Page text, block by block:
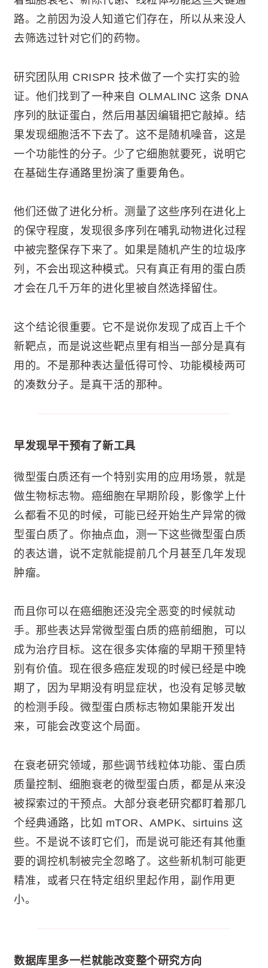
路。之前因为没人知道它们存在，所以从来没人
去筛选过针对它们的药物。
研究团队用 CRISPR 技术做了一个实打实的验
证。他们找到了一种来自 OLMALINC 这条 DNA
序列的肽证蛋白，然后用基因编辑把它敲掉。结
果发现细胞活不下去了。这不是随机噪音，这是
一个功能性的分子。少了它细胞就要死，说明它
在基础生存通路里扮演了重要角色。
他们还做了进化分析。测量了这些序列在进化上
的保守程度，发现很多序列在哺乳动物进化过程
中被完整保存下来了。如果是随机产生的垃圾序
列，不会出现这种模式。只有真正有用的蛋白质
才会在几千万年的进化里被自然选择留住。
这个结论很重要。它不是说你发现了成百上千个
新靶点，而是说这些靶点里有相当一部分是真有
用的。不是那种表达量低得可怜、功能模棱两可
的凑数分子。是真干活的那种。
早发现早干预有了新工具
微型蛋白质还有一个特别实用的应用场景，就是
做生物标志物。癌细胞在早期阶段，影像学上什
么都看不见的时候，可能已经开始生产异常的微
型蛋白质了。你抽点血，测一下这些微型蛋白质
的表达谱，说不定就能提前几个月甚至几年发现
肿瘤。
而且你可以在癌细胞还没完全恶变的时候就动
手。那些表达异常微型蛋白质的癌前细胞，可以
成为治疗目标。这在很多实体瘤的早期干预里特
别有价值。现在很多癌症发现的时候已经是中晚
期了，因为早期没有明显症状，也没有足够灵敏
的检测手段。微型蛋白质标志物如果能开发出
来，可能会改变这个局面。
在衰老研究领域，那些调节线粒体功能、蛋白质
质量控制、细胞衰老的微型蛋白质，都是从来没
被探索过的干预点。大部分衰老研究都盯着那几
个经典通路，比如 mTOR、AMPK、sirtuins 这
些。不是说不该盯它们，而是说可能还有其他重
要的调控机制被完全忽略了。这些新机制可能更
精准，或者只在特定组织里起作用，副作用更
小。
数据库里多一栏就能改变整个研究方向